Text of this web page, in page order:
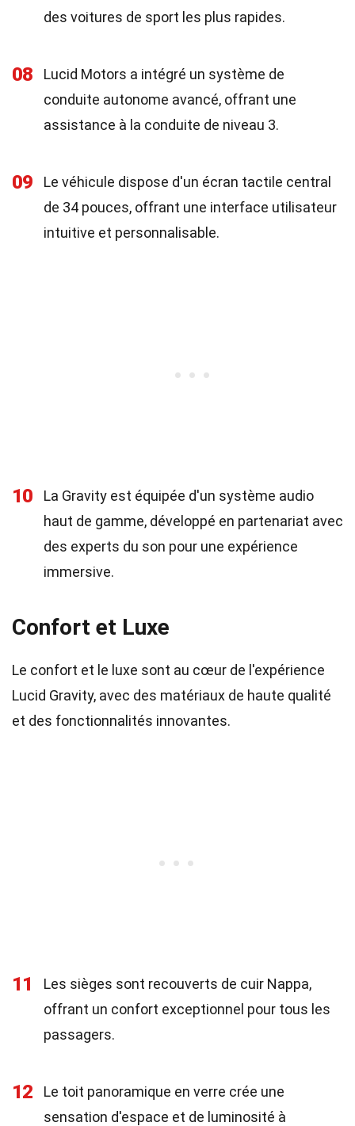
des voitures de sport les plus rapides.
08
Lucid Motors a intégré un système de
conduite autonome avancé, offrant une
assistance à la conduite de niveau 3.
09
Le véhicule dispose d'un écran tactile central
de 34 pouces, offrant une interface utilisateur
intuitive et personnalisable.
10
La Gravity est équipée d'un système audio
haut de gamme, développé en partenariat avec
des experts du son pour une expérience
immersive.
Confort et Luxe
Le confort et le luxe sont au cœur de l'expérience
Lucid Gravity, avec des matériaux de haute qualité
et des fonctionnalités innovantes.
11
Les sièges sont recouverts de cuir Nappa,
offrant un confort exceptionnel pour tous les
passagers.
12
Le toit panoramique en verre crée une
sensation d'espace et de luminosité à